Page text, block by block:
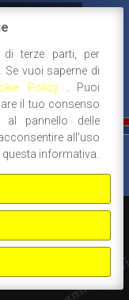
SPORTIVI PER FIAT
di terze parti, per
Se vuoi saperne di
Policy
. Puoi
il tuo consenso
al pannello delle
all'uso
informativa.